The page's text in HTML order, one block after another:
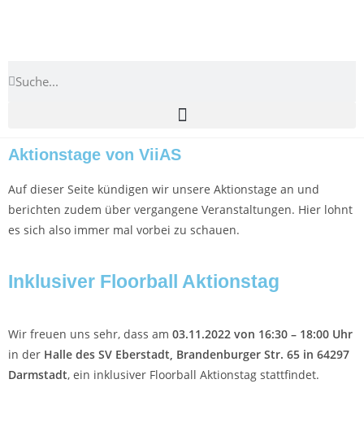
Aktionstage von ViiAS
Auf dieser Seite kündigen wir unsere Aktionstage an und
berichten zudem über vergangene Veranstaltungen. Hier lohnt
es sich also immer mal vorbei zu schauen.
Inklusiver Floorball Aktionstag
Wir freuen uns sehr, dass am 03.11.2022 von 16:30 – 18:00 Uhr
in der Halle des SV Eberstadt, Brandenburger Str. 65 in 64297
Darmstadt, ein inklusiver Floorball Aktionstag stattfindet.